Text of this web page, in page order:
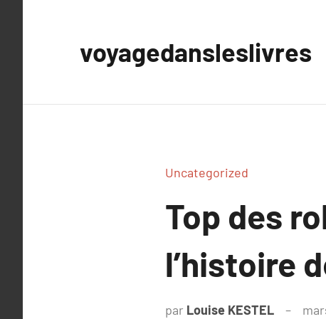
voyagedansleslivres
Uncategorized
Top des
l’histoire
par Louise KESTEL